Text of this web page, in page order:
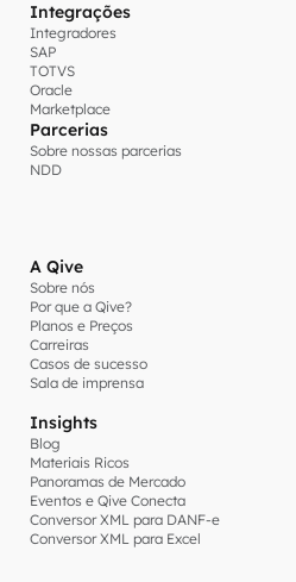
Integrações
Integradores
SAP
TOTVS
Oracle
Marketplace
Parcerias
Sobre nossas parcerias
NDD
A Qive
Sobre nós
Por que a Qive?
Planos e Preços
Carreiras
Casos de sucesso
Sala de imprensa
Insights
Blog
Materiais Ricos
Panoramas de Mercado
Eventos e Qive Conecta
Conversor XML para DANF-e
Conversor XML para Excel